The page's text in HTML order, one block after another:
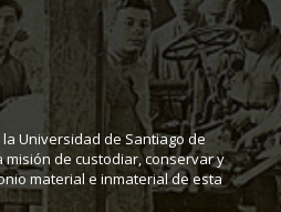
Universidad de Santiago de
misión de custodiar, conservar y
material e inmaterial de esta